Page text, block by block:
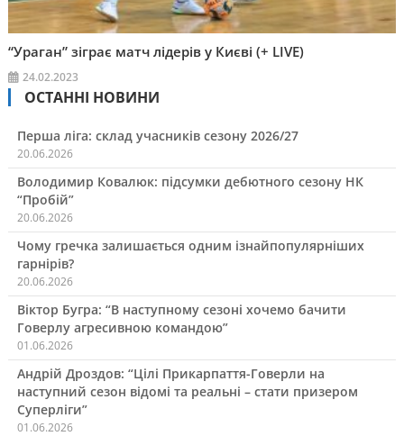
“Ураган” зіграє матч лідерів у Києві (+ LIVE)
24.02.2023
ОСТАННІ НОВИНИ
Перша ліга: склад учасників сезону 2026/27
20.06.2026
Володимир Ковалюк: підсумки дебютного сезону НК
“Пробій”
20.06.2026
Чому гречка залишається одним ізнайпопулярніших
гарнірів?
20.06.2026
Віктор Бугра: “В наступному сезоні хочемо бачити
Говерлу агресивною командою”
01.06.2026
Андрій Дроздов: “Цілі Прикарпаття-Говерли на
наступний сезон відомі та реальні – стати призером
Суперліги”
01.06.2026